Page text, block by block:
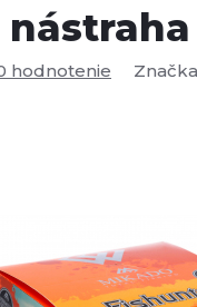
hodnotenie Značka